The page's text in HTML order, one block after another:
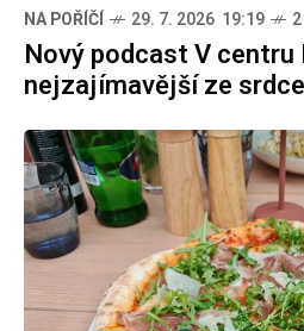
NA POŘÍČÍ 29. 7. 2026 19:19
Nový podcast V
nejzajímavější ze